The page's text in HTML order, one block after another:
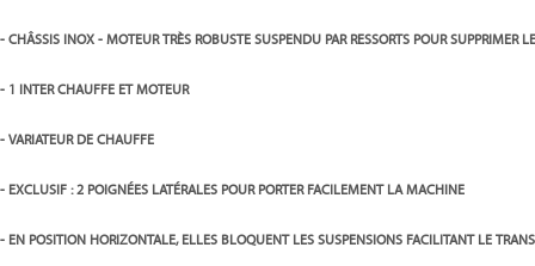
- CHÂSSIS INOX - MOTEUR TRÈS ROBUSTE SUSPENDU PAR RESSORTS POUR SUPPRIMER
- 1 INTER CHAUFFE ET MOTEUR
- VARIATEUR DE CHAUFFE
- EXCLUSIF : 2 POIGNÉES LATÉRALES POUR PORTER FACILEMENT LA MACHINE
- EN POSITION HORIZONTALE, ELLES BLOQUENT LES SUSPENSIONS FACILITANT LE